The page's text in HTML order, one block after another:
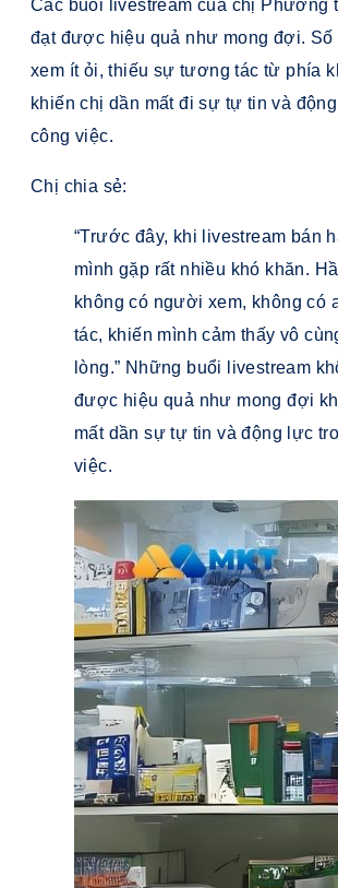
Các buổi livestream của chị Phương
đạt được hiệu quả như mong đợi.
xem ít ỏi, thiếu sự tương tác từ phía
khiến chị dần mất đi sự tự tin và
công việc.
Chị chia sẻ:
“Trước đây, khi livestream bán
mình gặp rất nhiều khó khăn.
không có người xem, không có
tác, khiến mình cảm thấy vô
lòng.” Những buổi livestream
được hiệu quả như mong đợi
mất dần sự tự tin và động lực
việc.